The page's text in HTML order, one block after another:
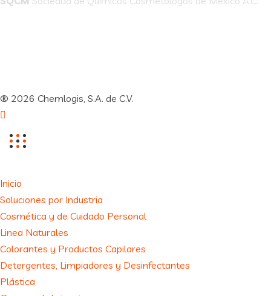
® 2026 Chemlogis, S.A. de C.V.
Inicio
Soluciones por Industria
Cosmética y de Cuidado Personal
Linea Naturales
Colorantes y Productos Capilares
Detergentes, Limpiadores y Desinfectantes
Plástica